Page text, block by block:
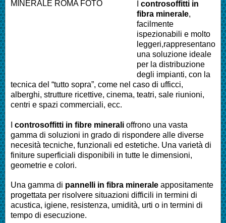
controsoffitti in
fibra minerale,
facilmente
ispezionabili e molto
leggeri,rappresentano
una soluzione ideale
per la distribuzione
degli impianti, con la
tecnica del “tutto sopra”, come nel caso di ufficci,
alberghi, strutture ricettive, cinema, teatri, sale riunioni,
centri e spazi commerciali, ecc.
controsoffitti in fibre minerali offrono una vasta
gamma di soluzioni in grado di rispondere alle diverse
necesità tecniche, funzionali ed estetiche. Una varietà di
finiture superficiali disponibili in tutte le dimensioni,
geometrie e colori.
Una gamma di pannelli in fibra minerale appositamente
progettata per risolvere situazioni difficili in termini di
acustica, igiene, resistenza, umidità, urti o in termini di
tempo di esecuzione.